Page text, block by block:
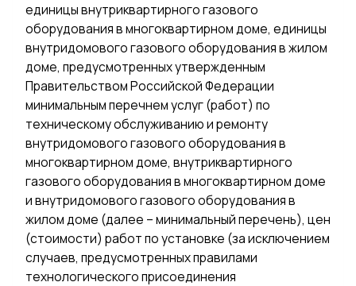
единицы внутриквартирного газового
оборудования в многоквартирном доме, единицы
внутридомового газового оборудования в жилом
доме, предусмотренных утвержденным
Правительством Российской Федерации
минимальным перечнем услуг (работ) по
техническому обслуживанию и ремонту
внутридомового газового оборудования в
многоквартирном доме, внутриквартирного
газового оборудования в многоквартирном доме
и внутридомового газового оборудования в
жилом доме (далее – минимальный перечень), цен
(стоимости) работ по установке (за исключением
случаев, предусмотренных правилами
технологического присоединения